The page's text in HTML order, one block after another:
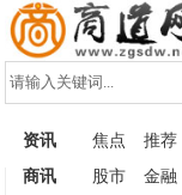
资讯 焦点 推荐
商讯
股市 金融